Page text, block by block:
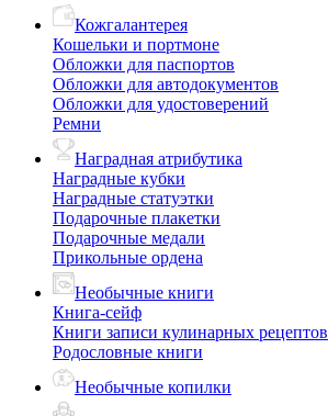
Кожгалантерея
Кошельки и портмоне
Обложки для паспортов
Обложки для автодокументов
Обложки для удостоверений
Ремни
Наградная атрибутика
Наградные кубки
Наградные статуэтки
Подарочные плакетки
Подарочные медали
Прикольные ордена
Необычные книги
Книга-сейф
Книги записи кулинарных рецептов
Родословные книги
Необычные копилки